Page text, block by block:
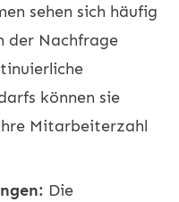
sehen sich häufig
der Nachfrage
können sie
Mitarbeiterzahl
Die